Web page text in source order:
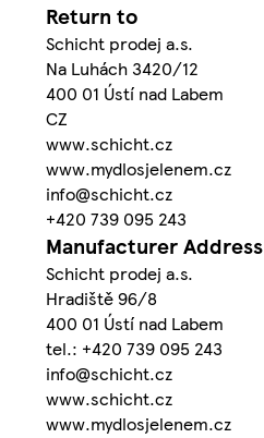
Return to
Schicht prodej a.s.
Na Luhách 3420/12
400 01 Ústí nad Labem
CZ
www.schicht.cz
www.mydlosjelenem.cz
info@schicht.cz
+420 739 095 243
Manufacturer Address
Schicht prodej a.s.
Hradiště 96/8
400 01 Ústí nad Labem
tel.: +420 739 095 243
info@schicht.cz
www.schicht.cz
www.mydlosjelenem.cz